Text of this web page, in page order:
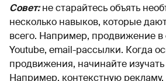
Совет:не старайтесь объять
несколько навыков, которые
всего. Например, продвижение в
Youtube, еmail-рассылки. Когда
продвижения, начинайте изучать
Например, контекстную